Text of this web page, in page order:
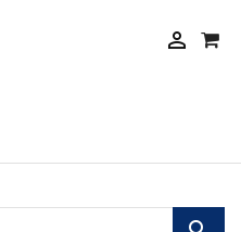
